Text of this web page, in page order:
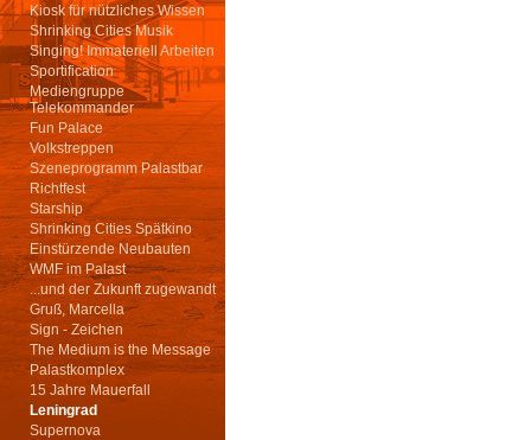
Kiosk für nützliches Wissen
Shrinking Cities Musik
Singing! Immateriell Arbeiten
Sportification
Mediengruppe
Telekommander
Fun Palace
Volkstreppen
Szeneprogramm Palastbar
Richtfest
Starship
Shrinking Cities Spätkino
Einstürzende Neubauten
WMF im Palast
...und der Zukunft zugewandt
Gruß, Marcella
Sign - Zeichen
The Medium is the Message
Palastkomplex
15 Jahre Mauerfall
Leningrad
Supernova